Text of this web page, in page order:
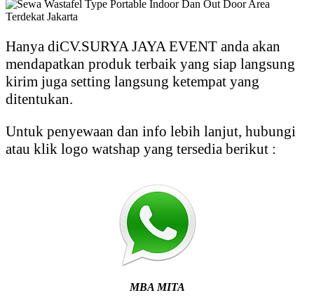
Hanya diCV.SURYA JAYA EVENT anda akan
mendapatkan produk terbaik yang siap langsung
kirim juga setting langsung ketempat yang
ditentukan.
Untuk penyewaan dan info lebih lanjut, hubungi
atau klik logo watshap yang tersedia berikut :
MBA MITA